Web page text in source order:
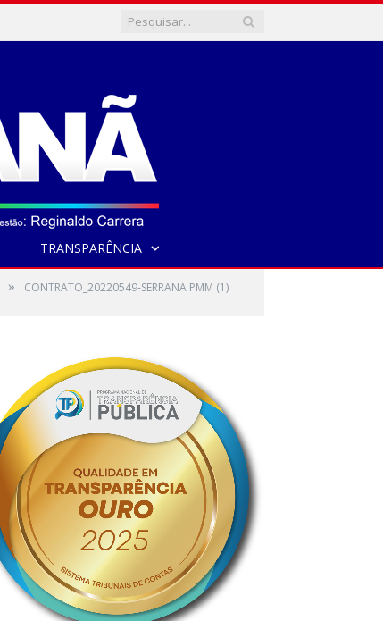
TRANSPARÊNCIA
» CONTRATO_20220549-SERRANA PMM (1)